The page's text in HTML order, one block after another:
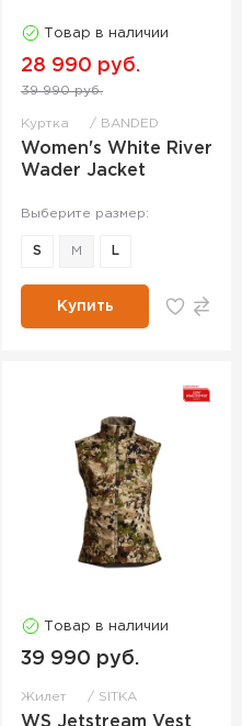
Товар в наличии
28 990 руб.
39 990 руб.
Куртка BANDED
Women's White River
Wader Jacket
Выберите размер:
S M L
Купить
Товар в наличии
39 990 руб.
Жилет SITKA
WS Jetstream Vest